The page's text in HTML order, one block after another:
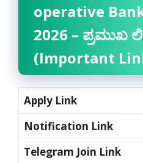
operative
2026 – ಪ್ರಮುಖ
(Important
Apply Link
Notification Link
Telegram Join Link